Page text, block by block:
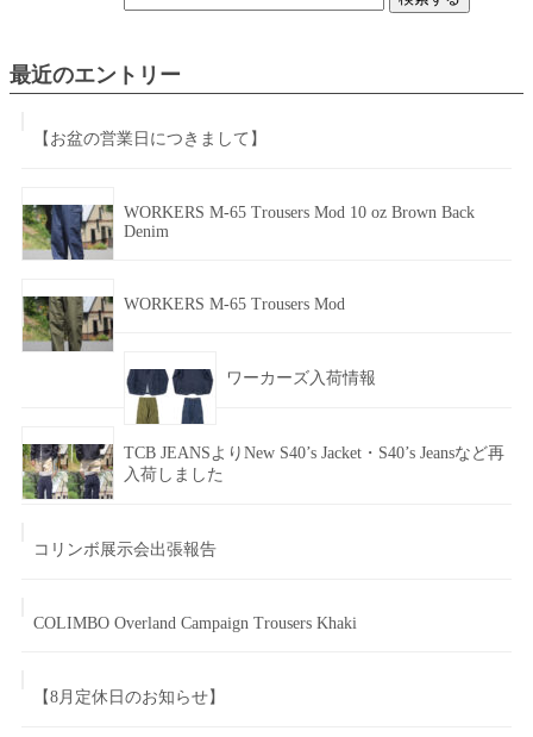
最近のエントリー
【お盆の営業日につきまして】
WORKERS M-65 Trousers Mod 10 oz Brown Back
Denim
WORKERS M-65 Trousers Mod
ワーカーズ入荷情報
TCB JEANSよりNew S40’s Jacket・S40’s Jeansなど再
入荷しました
コリンボ展示会出張報告
COLIMBO Overland Campaign Trousers Khaki
【8月定休日のお知らせ】